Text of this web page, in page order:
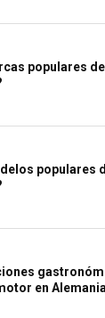
a motor
navegan,
a lo largo
a motor sin
Internacional
populares
populares
en